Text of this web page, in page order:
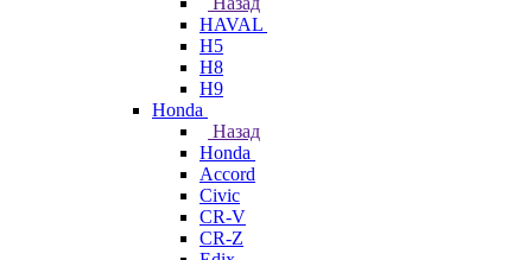
HAVAL
H5
H8
H9
Honda
Назад
Honda
Accord
Civic
CR-V
CR-Z